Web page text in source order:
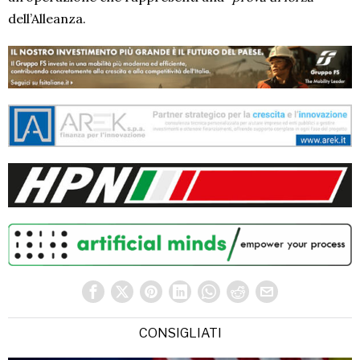
dell’Alleanza.
CONSIGLIATI